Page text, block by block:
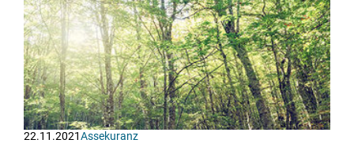
22.11.2021Assekuranz